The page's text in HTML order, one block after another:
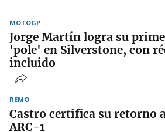
MOTOGP
Jorge Martín logra su
'pole' en Silverstone, con
incluido
REMO
Castro certifica su retorno
ARC-1